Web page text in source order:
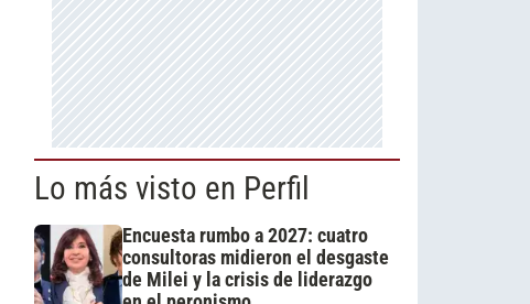
Lo más visto en Perfil
Encuesta rumbo a 2027: cuatro
consultoras midieron el desgaste
de Milei y la crisis de liderazgo